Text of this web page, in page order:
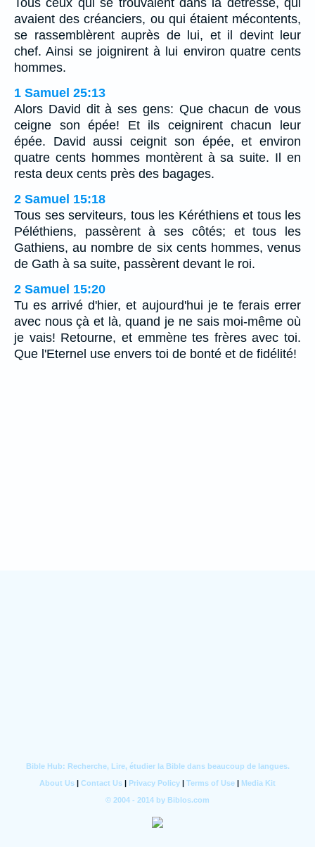
Tous ceux qui se trouvaient dans la détresse, qui
avaient des créanciers, ou qui étaient mécontents,
se rassemblèrent auprès de lui, et il devint leur
chef. Ainsi se joignirent à lui environ quatre cents
hommes.
1 Samuel 25:13
Alors David dit à ses gens: Que chacun de vous
ceigne son épée! Et ils ceignirent chacun leur
épée. David aussi ceignit son épée, et environ
quatre cents hommes montèrent à sa suite. Il en
resta deux cents près des bagages.
2 Samuel 15:18
Tous ses serviteurs, tous les Kéréthiens et tous les
Péléthiens, passèrent à ses côtés; et tous les
Gathiens, au nombre de six cents hommes, venus
de Gath à sa suite, passèrent devant le roi.
2 Samuel 15:20
Tu es arrivé d'hier, et aujourd'hui je te ferais errer
avec nous çà et là, quand je ne sais moi-même où
je vais! Retourne, et emmène tes frères avec toi.
Que l'Eternel use envers toi de bonté et de fidélité!